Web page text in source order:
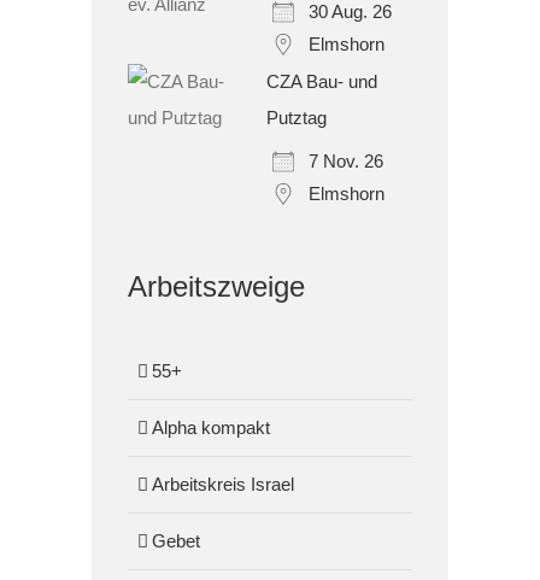
30 Aug. 26
Elmshorn
CZA Bau- und
Putztag
7 Nov. 26
Elmshorn
Arbeitszweige
55+
Alpha kompakt
Arbeitskreis Israel
Gebet